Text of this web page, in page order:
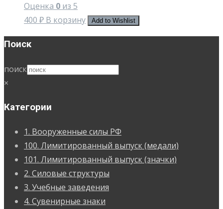
Оценка 0 из 5
400 ₽ В корзину Add to Wishlist
Поиск
поиск
×
Категории
1. Вооруженные силы РФ
100. Лимитированный выпуск (медали)
101. Лимитированный выпуск (значки)
2. Силовые структуры
3. Учебные заведения
4. Сувенирные знаки